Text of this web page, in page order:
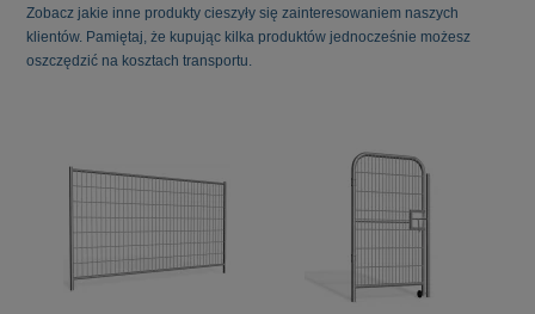
Zobacz jakie inne produkty cieszyły się zainteresowaniem naszych
klientów. Pamiętaj, że kupując kilka produktów jednocześnie możesz
oszczędzić na kosztach transportu.